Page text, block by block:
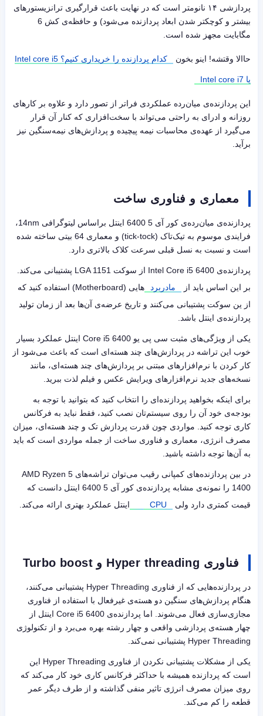
پردازشی ۱۴ نانومتر است که در نهایت باعث قرارگیری ترانزیستورهای
بیشتر و کوچکتر شدن ابعاد پردازنده می‌شود) و حافظه‌ی کش 6
مگابایت مجهز شده است.
حاالا وقتشه! اینو بخون کدام پردازنده را خریداری کنیم؟ Intel core i5
یا Intel core i7
این پردازنده‌ی میان‌رده عملکردی فراتر از تصور دارد و علاوه بر کارهای
روزانه و ادرای به راحتی می‌تواند با سخت‌افزاری که کنار آن قرار
می‌گیرد از عهده‌ی محاسبات نیمه پیچیده و پردازش‌های نیمه‌سنگین نیز
برآید.
معماری و فناوری ساخت
پردازنده‌ی میان‌رده‌ی کور آی 5 6400 اینتل براساس لیتوگرافی 14nm،
فرایندی موسوم به تیک‌تاک (tick-tock
) و معماری 64 بیتی ساخته شده
است و نسبت به نسل قبلی سرعت کلاک بالاتری دارد.
پردازنده‌ی Intel Core i5 6400 از سوکت LGA 1151 پشتیبانی می‌کند.
بر این اساس باید از
مادربرد هایی (Motherboard) استفاده کنید که
از ین سوکت پشتیبانی می‌کنند و تاریخ عرضه‌ی آن‌ها بعد از زمان تولید
پردازنده‌ی اینتل باشد.
یکی از ویژگی‌های مثبت سی پی یو Core i5 6400 اینتل عملکرد بسیار
خوب این تراشه در پردازش‌های چند هسته‌ای است که باعث می‌شود از
کار کردن با نرم‌افزارهای مبتنی بر پردازش‌های چند هسته‌ای، مانند
نسخه‌های جدید نرم‌افزارهای ویرایش عکس و فیلم لذت ببرید.
برای اینکه بخواهید پردازنده‌ای را انتخاب کنید که بتوانید با توجه به
بودجه‌ی خود آن را روی سیستم‌تان نصب کنید، فقط نباید به فرکانس
کاری توجه کنید. مواردی چون قدرت پردازش تک و چند هسته‌ای، میزان
مصرف انرژی، معماری و فناوری ساخت از جمله مواردی است که باید
به آن‌ها توجه داشته باشید.
در بین پردازنده‌های کمپانی رقیب می‌توان تراشه‌های AMD Ryzen 5
1400
را نمونه‌ی مشابه پردازنده‌ی کور آی 5 6400 اینتل دانست که
قیمت کمتری دارد ولی
CPU اینتل عملکرد بهتری ارائه می‌کند.
فناوری Hyper threading و Turbo boost
در پردازنده‌هایی که از فناوری Hyper Threading پشتیبانی می‌کنند،
هنگام پردازش‌های سنگین دو هسته‌ی غیرفعال با استفاده از فناوری
مجازی‌سازی فعال می‌شوند. اما پردازنده‌ی Core i5 6400 اینتل از
چهار هسته‌ی پردازشی واقعی و چهار رشته بهره می‌برد و از تکنولوژی
Hyper Threading پشتیبانی نمی‌کند.
یکی از مشکلات پشتیبانی نکردن از فناوری Hyper Threading این
است که پردازنده همیشه با حداکثر فرکانس کاری خود کار می‌کند که
روی میزان مصرف انرژی تاثیر منفی گذاشته و از طرف دیگر عمر
قطعه را کم می‌کند.